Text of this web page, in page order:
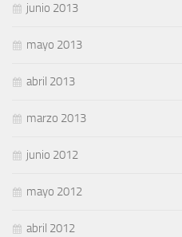
junio 2013
mayo 2013
abril 2013
marzo 2013
junio 2012
mayo 2012
abril 2012